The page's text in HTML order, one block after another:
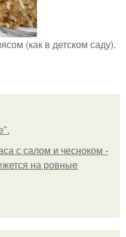
(как в детском саду).
с салом и чесноком -
на ровные